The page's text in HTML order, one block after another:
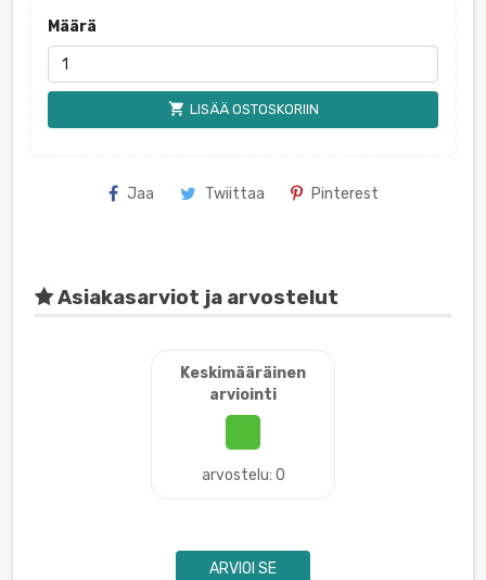
Määrä
shopping_cart LISÄÄ OSTOSKORIIN
Jaa Twiittaa Pinterest
Asiakasarviot ja arvostelut
Keskimääräinen
arviointi
arvostelu: 0
ARVIOI SE